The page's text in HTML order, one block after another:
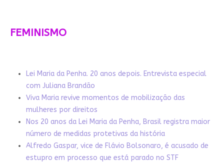
FEMINISMO
Lei Maria da Penha. 20 anos depois. Entrevista especial
com Juliana Brandão
Viva Maria revive momentos de mobilização das
mulheres por direitos
Nos 20 anos da Lei Maria da Penha, Brasil registra maior
número de medidas protetivas da história
Alfredo Gaspar, vice de Flávio Bolsonaro, é acusado de
estupro em processo que está parado no STF